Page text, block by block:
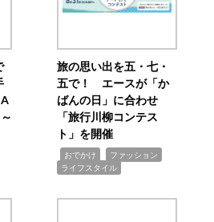
旅の思い出を五・七・
五で！ エースが「か
ばんの日」に合わせ
「旅行川柳コンテス
ト」を開催
おでかけ ファッション
ライフスタイル